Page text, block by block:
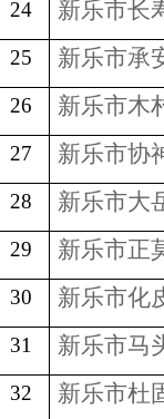
24 新乐市长
25 新乐市承
26 新乐市木
27 新乐市协
28 新乐市大
29 新乐市正
30 新乐市化
31 新乐市马
32 新乐市杜